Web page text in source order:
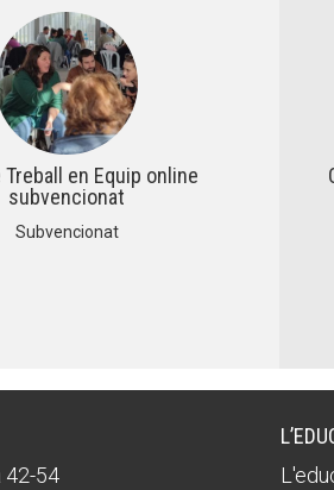
Treball en Equip online
subvencionat
Subvencionat
42-54
Notícies
Butlletins
Notícies
Butlletins